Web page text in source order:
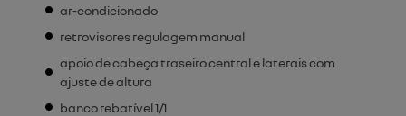
ar-condicionado
retrovisores regulagem manual
apoio de cabeça traseiro central e laterais com
ajuste de altura
banco rebatível 1/1